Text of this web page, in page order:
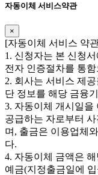
자동이체 서비스약관
×
​​[자동이체 서비스 약
1. 신청자는 본 신청
전자 인증절차를 통
2. 회사는 서비스 제
단 정보를 해당 금융
3. 자동이체 개시일을
공급하는 자로부터
며, 출금은 이용업체
다.
4. 자동이체 금액은
예금(지정출금일에